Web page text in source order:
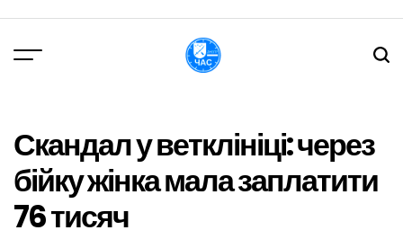
вмісту
Скандал у ветклініці: через
бійку жінка мала заплатити
76 тисяч